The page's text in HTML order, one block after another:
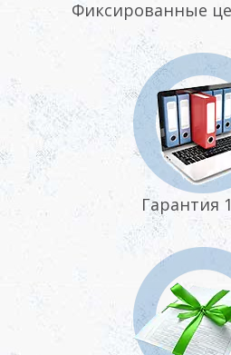
Фиксированные
Гарантия